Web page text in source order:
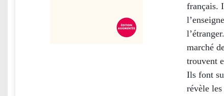
français.
marché
trouvent
Ils font
révèle